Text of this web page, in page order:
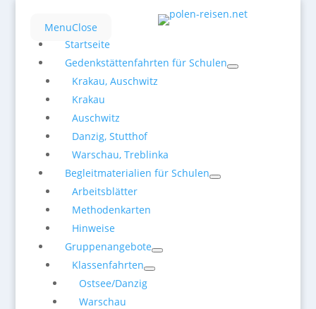
MenuClose
Startseite
Gedenkstättenfahrten für Schulen
Krakau, Auschwitz
Krakau
Auschwitz
Danzig, Stutthof
Warschau, Treblinka
Begleitmaterialien für Schulen
Arbeitsblätter
Methodenkarten
Hinweise
Gruppenangebote
Klassenfahrten
Ostsee/Danzig
Warschau